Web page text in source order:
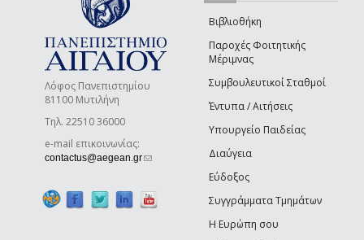
Λόφος Πανεπιστημίου
81100 Μυτιλήνη
Τηλ. 22510 36000
e-mail επικοινωνίας:
contactus@aegean.gr(link sends e-mail)
Βιβλιοθήκη
Παροχές Φοιτητικής
Μέριμνας
Συμβουλευτικοί Σταθμοί
Έντυπα / Αιτήσεις
Υπουργείο Παιδείας
Διαύγεια
Εύδοξος
Συγγράμματα Τμημάτων
Η Ευρώπη σου